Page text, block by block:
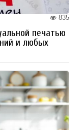
835
печатью
и любых